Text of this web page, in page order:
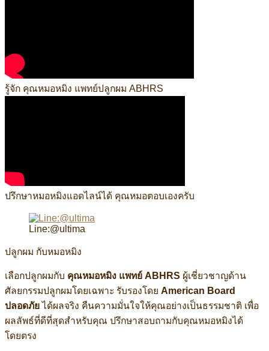
รู้จัก คุณหมอหมิง แพทย์ปลูกผม ABHRS
ปรึกษาหมอหมิงแอดไลน์ได้ คุณหมอตอบเองครับ
Line:@ultima
ปลูกผม กับหมอหมิง
เลือกปลูกผมกับ คุณหมอหมิง แพทย์ ABHRS ผู้เชี่ยวชาญด้าน
ศัลยกรรมปลูกผมโดยเฉพาะ รับรองโดย American Board
ปลอดภัยได้ผลจริง คืนความมั่นใจให้คุณอย่างเป็นธรรมชาติ เพื่อ
ผลลัพธ์ที่ดีที่สุดสำหรับคุณ ปรึกษาสอบถามกับคุณหมอหมิงได้
โดยตรง